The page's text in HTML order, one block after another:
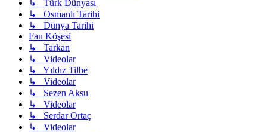
↳ Türk Dünyası
↳ Osmanlı Tarihi
↳ Dünya Tarihi
Fan Köşesi
↳ Tarkan
↳ Videolar
↳ Yıldız Tilbe
↳ Videolar
↳ Sezen Aksu
↳ Videolar
↳ Serdar Ortaç
↳ Videolar